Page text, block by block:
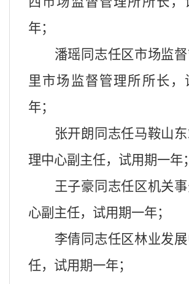
年；
潘瑶同志任区市场监
里市场监督管理所所长，
年；
张开朗同志任马鞍山
理中心副主任，试用期一年；
王子豪同志任区机关
心副主任，试用期一年；
李倩同志任区林业发
任，试用期一年；